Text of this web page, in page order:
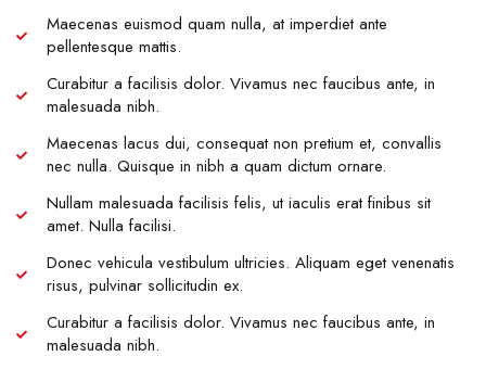
Maecenas euismod quam nulla, at imperdiet ante
pellentesque mattis.
Curabitur a facilisis dolor. Vivamus nec faucibus ante, in
malesuada nibh.
Maecenas lacus dui, consequat non pretium et, convallis
nec nulla. Quisque in nibh a quam dictum ornare.
Nullam malesuada facilisis felis, ut iaculis erat finibus sit
amet. Nulla facilisi.
Donec vehicula vestibulum ultricies. Aliquam eget venenatis
risus, pulvinar sollicitudin ex.
Curabitur a facilisis dolor. Vivamus nec faucibus ante, in
malesuada nibh.